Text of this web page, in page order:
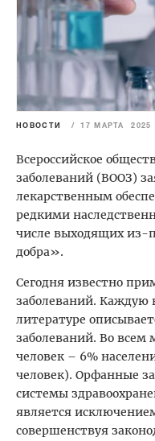
НОВОСТИ / 17 МАРТА 2025
Всероссийское
заболеваний (ВООЗ)
лекарственным
редкими
числе выходящих из-
добра». ​
Сегодня известно
заболеваний. Каждую
литературе
заболеваний. Во
человек – 6%
человек). Орфанные
системы
является
совершенствуя